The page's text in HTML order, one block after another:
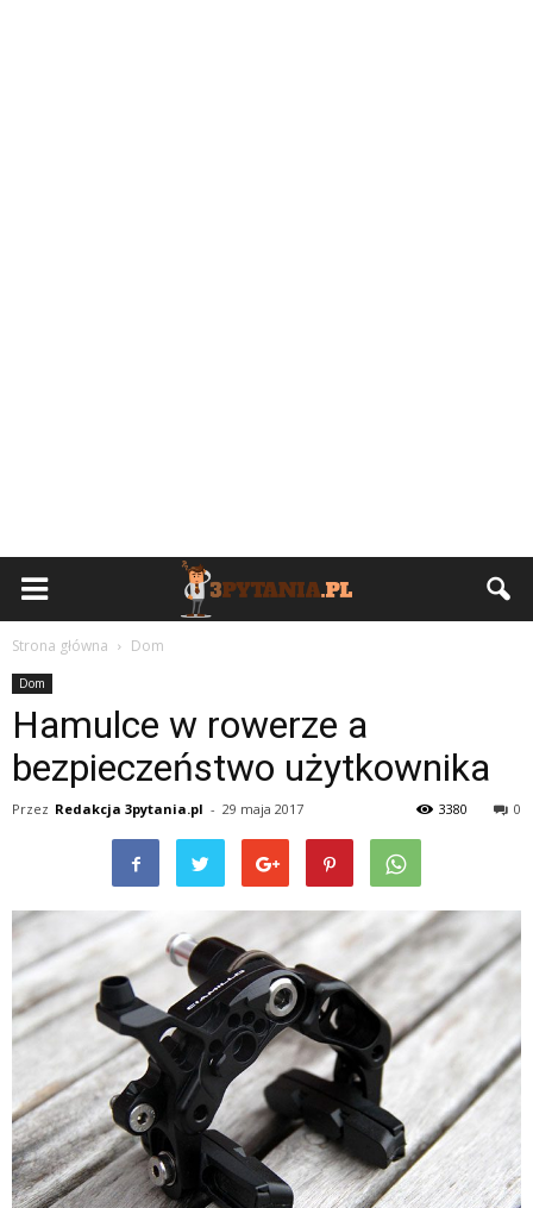
Strona główna Dom
Dom
Hamulce w rowerze a
bezpieczeństwo użytkownika
Przez Redakcja 3pytania.pl - 29 maja 2017 0
3380